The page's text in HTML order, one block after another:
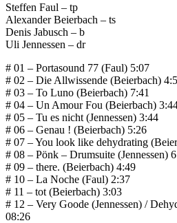
Steffen Faul – tp
Alexander Beierbach – ts
Denis Jabusch – b
Uli Jennessen – dr
# 01 – Portasound 77 (Faul) 5:07
# 02 – Die Allwissende (Beierbach)
# 03 – To Luno (Beierbach) 7:41
# 04 – Un Amour Fou (Beierbach)
# 05 – Tu es nicht (Jennessen) 3:44
# 06 – Genau ! (Beierbach) 5:26
# 07 – You look like dehydrating
# 08 – Pönk – Drumsuite (Jennessen)
# 09 – there. (Beierbach) 4:49
# 10 – La Noche (Faul) 2:37
# 11 – tot (Beierbach) 3:03
# 12 – Very Goode (Jennessen) /
08:26